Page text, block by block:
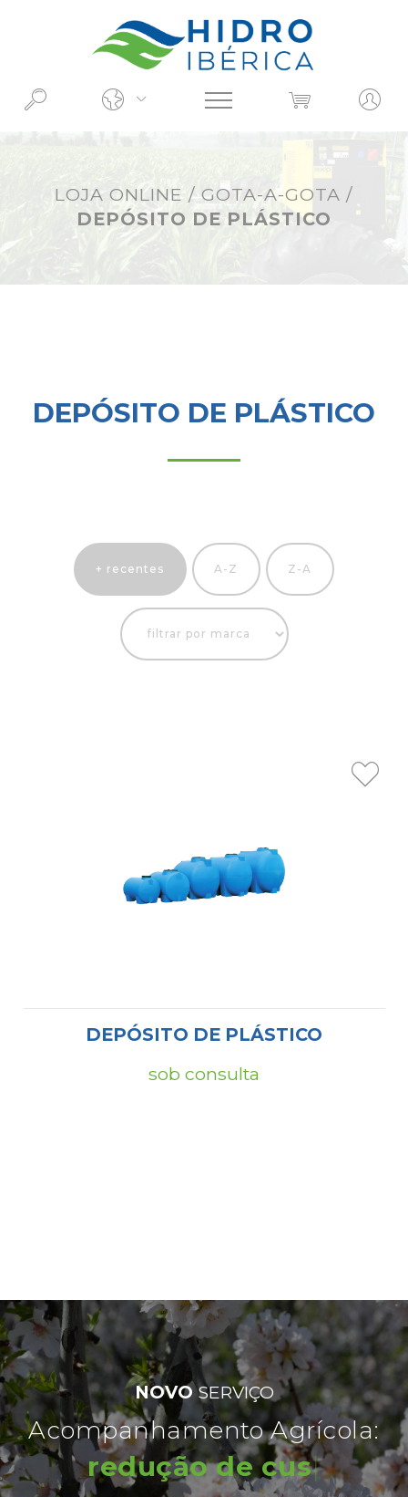
LOJA ONLINE /GOTA-A-GOTA /
DEPÓSITO DE PLÁSTICO
DEPÓSITO DE PLÁSTICO
+ recentes A-Z Z-A
DEPÓSITO DE PLÁSTICO
sob consulta
NOVOSERVIÇO
Acompanhamento Agrícola:
redução de custos|
O QUE PROCURA?